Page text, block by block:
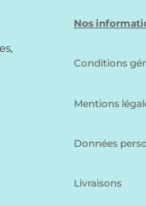
Nos
Conditions
Mentions
Données
Livraisons